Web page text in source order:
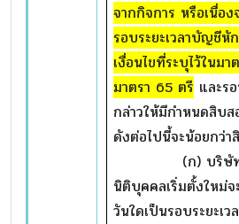
จากกิจการ หรือเนื่อ
รอบระยะเวลาบัญชีหั
เงื่อนไขที่ระบุไว้ในม
มาตรา 65 ตรี และร
กล่าวให้มีกำหนดสิบ
ดังต่อไปนี้จะน้อยกว่
(ก) บริษัทหรื
นิติบุคคลเริ่มตั้งใหม่
วันใดเป็นรอบระยะเ